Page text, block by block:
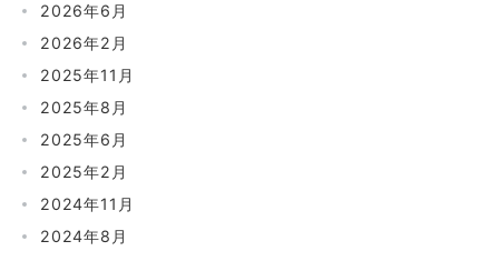
2026年6月
2026年2月
2025年11月
2025年8月
2025年6月
2025年2月
2024年11月
2024年8月